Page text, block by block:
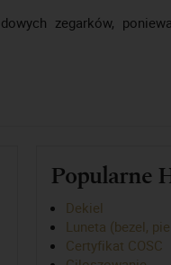
zegarków,
Popularne
Dekiel
Luneta (bezel,
Certyfikat COSC